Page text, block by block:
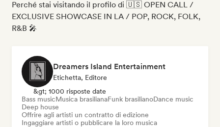
Perché stai visitando il profilo di 🇺🇸 OPEN CALL /
EXCLUSIVE SHOWCASE IN LA / POP, ROCK, FOLK,
R&B 🎤
Dreamers Island Entertainment
Etichetta, Editore
&gt; 1000 risposte date
Bass musicMusica brasilianaFunk brasilianoDance music
Deep house
Offrire agli artisti un contratto di edizione
Ingaggiare artisti o pubblicare la loro musica